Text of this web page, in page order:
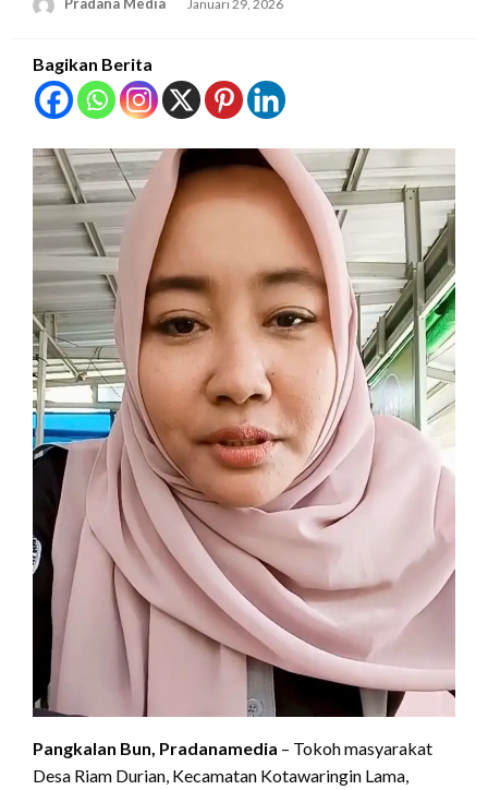
Januari 29, 2026
Bagikan Berita
Pangkalan Bun, Pradanamedia – Tokoh masyarakat
Desa Riam Durian, Kecamatan Kotawaringin Lama,